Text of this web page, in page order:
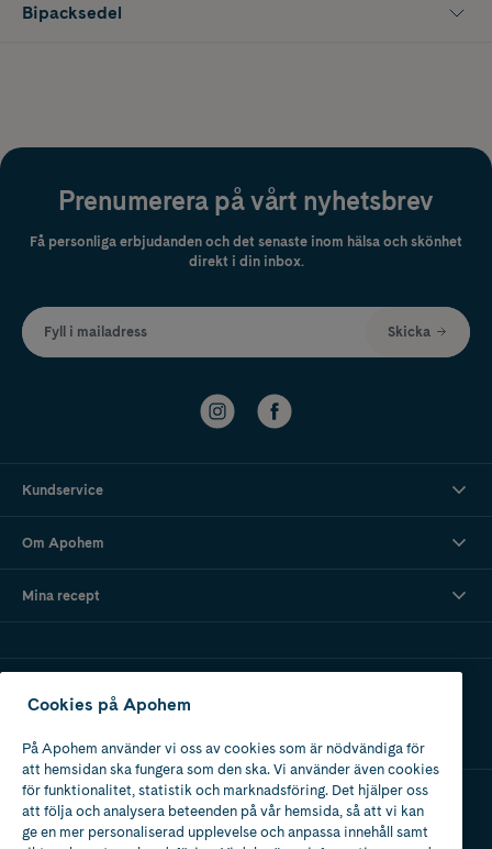
Bipacksedel
Prenumerera på vårt nyhetsbrev
Få personliga erbjudanden och det senaste inom hälsa och skönhet
direkt i din inbox.
Fyll i mailadress Skicka
Kundservice
Om Apohem
Mina recept
Apotek med tillstånd
av Läkemedelsverket
Cookies på Apohem
På Apohem använder vi oss av cookies som är nödvändiga för
att hemsidan ska fungera som den ska. Vi använder även cookies
för funktionalitet, statistik och marknadsföring. Det hjälper oss
att följa och analysera beteenden på vår hemsida, så att vi kan
ge en mer personaliserad upplevelse och anpassa innehåll samt